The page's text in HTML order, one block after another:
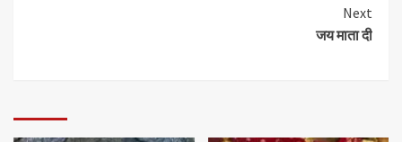
Next
जय माता दी